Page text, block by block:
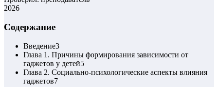
2026
Содержание
Введение3
Глава 1. Причины формирования зависимости от
гаджетов у детей5
Глава 2. Социально-психологические аспекты влияния
гаджетов7